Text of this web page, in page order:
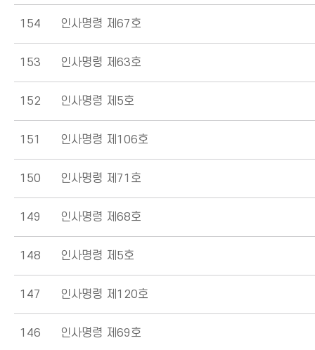
154 인사명령 제67호
153 인사명령 제63호
152 인사명령 제5호
151 인사명령 제106호
150 인사명령 제71호
149 인사명령 제68호
148 인사명령 제5호
147 인사명령 제120호
146 인사명령 제69호